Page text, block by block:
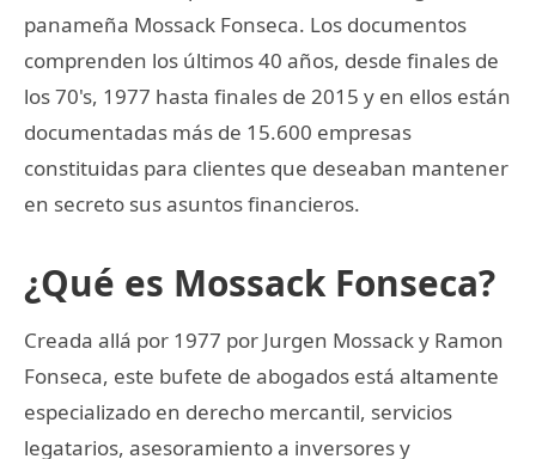
panameña Mossack Fonseca. Los documentos
comprenden los últimos 40 años, desde finales de
los 70's, 1977 hasta finales de 2015 y en ellos están
documentadas más de 15.600 empresas
constituidas para clientes que deseaban mantener
en secreto sus asuntos financieros.
¿Qué es Mossack Fonseca?
Creada allá por 1977 por Jurgen Mossack y Ramon
Fonseca, este bufete de abogados está altamente
especializado en derecho mercantil, servicios
legatarios, asesoramiento a inversores y